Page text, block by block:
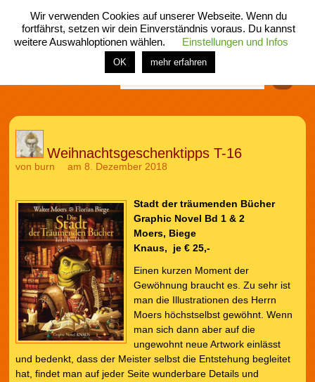
menü
home rubrik buch comic spiel fotos shop
Weihnachtsgeschenktipps T-16
von burn am 8. Dezember 2018
Stadt der träumenden Bücher
Graphic Novel Bd 1 & 2
Moers, Biege
Knaus, je € 25,-
Einen kurzen Moment der
Gewöhnung braucht es. Zu sehr ist
man die Illustrationen des Herrn
Moers höchstselbst gewöhnt. Wenn
man sich dann aber auf die
ungewohnt neue Artwork einlässt
und bedenkt, dass der Meister selbst die Entstehung begleitet
hat, findet man auf jeder Seite wunderbare Details und
Wir verwenden Cookies auf unserer Webseite. Wenn du
fortfährst, setzen wir dein Einverständnis voraus. Du kannst
weitere Auswahloptionen wählen.
Einstellungen und Infos
OK mehr erfahren